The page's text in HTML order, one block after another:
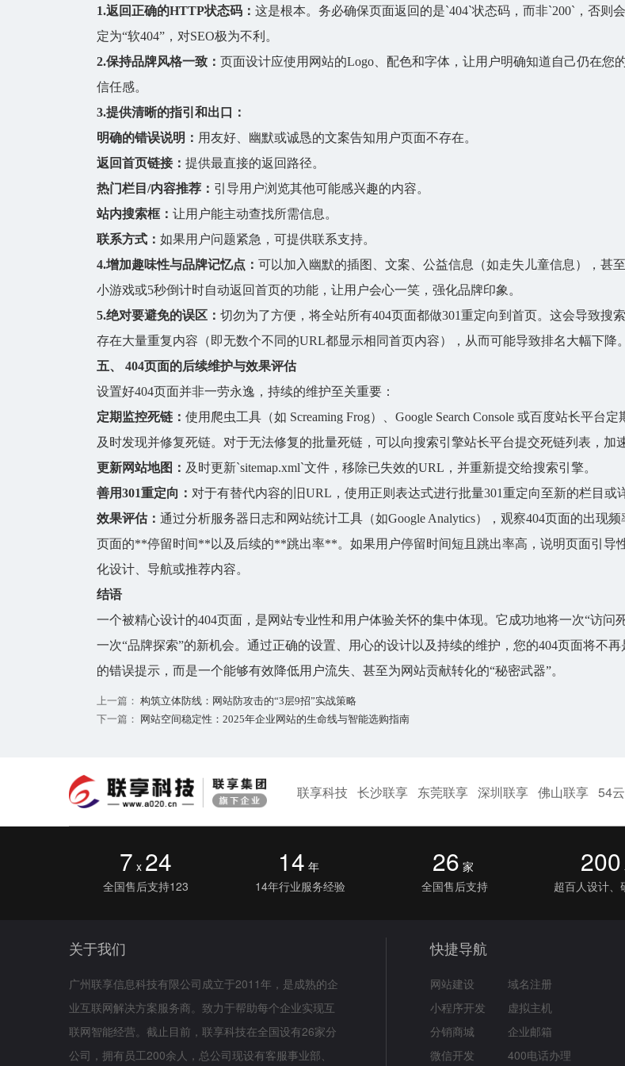
1.返回正确的HTTP状态码： 这是根本。务必确保页面返回的是`404`状态码，而非`200`，否则
定为“软404”，对SEO极为不利。
2.保持品牌风格一致： 页面设计应使用网站的Logo、配色和字体，让用户明确知道自己仍在您
信任感。
3.提供清晰的指引和出口：
明确的错误说明： 用友好、幽默或诚恳的文案告知用户页面不存在。
返回首页链接： 提供最直接的返回路径。
热门栏目/内容推荐： 引导用户浏览其他可能感兴趣的内容。
站内搜索框： 让用户能主动查找所需信息。
联系方式： 如果用户问题紧急，可提供联系支持。
4.增加趣味性与品牌记忆点： 可以加入幽默的插图、文案、公益信息（如走失儿童信息），甚
小游戏或5秒倒计时自动返回首页的功能，让用户会心一笑，强化品牌印象。
5.绝对要避免的误区： 切勿为了方便，将全站所有404页面都做301重定向到首页。这会导致搜
存在大量重复内容（即无数个不同的URL都显示相同首页内容），从而可能导致排名大幅下降。
五、 404页面的后续维护与效果评估
设置好404页面并非一劳永逸，持续的维护至关重要：
定期监控死链： 使用爬虫工具（如 Screaming Frog）、Google Search Console 或百度站长平台定
及时发现并修复死链。对于无法修复的批量死链，可以向搜索引擎站长平台提交死链列表，加
更新网站地图： 及时更新`sitemap.xml`文件，移除已失效的URL，并重新提交给搜索引擎。
善用301重定向： 对于有替代内容的旧URL，使用正则表达式进行批量301重定向至新的栏目或
效果评估： 通过分析服务器日志和网站统计工具（如Google Analytics），观察404页面的出现频
页面的**停留时间**以及后续的**跳出率**。如果用户停留时间短且跳出率高，说明页面引导
化设计、导航或推荐内容。
结语
一个被精心设计的404页面 ，是网站专业性和用户体验关怀的集中体现。它成功地将一次“访问
一次“品牌探索”的新机会。通过正确的设置、用心的设计以及持续的维护，您的404页面将不再
的错误提示，而是一个能够有效降低用户流失、甚至为网站贡献转化的“秘密武器”。
上一篇： 构筑立体防线：网站防攻击的“3层9招”实战策略
下一篇：
网站空间稳定性：2025年企业网站的生命线与智能选购指南
联享科技 长沙联享 东莞联享 深圳联享 佛山联享 54云
7 x 24
全国售后支持123
14 年
14年行业服务经验
26 家
全国售后支持
200
超百人设计、
关于我们
广州联享信息科技有限公司成立于2011年，是成熟的企
业互联网解决方案服务商。致力于帮助每个企业实现互
联网智能经营。截止目前，联享科技在全国设有26家分
公司，拥有员工200余人，总公司现设有客服事业部、
快捷导航
网站建设
域名注册
小程序开发
虚拟主机
分销商城
企业邮箱
微信开发
400电话办理